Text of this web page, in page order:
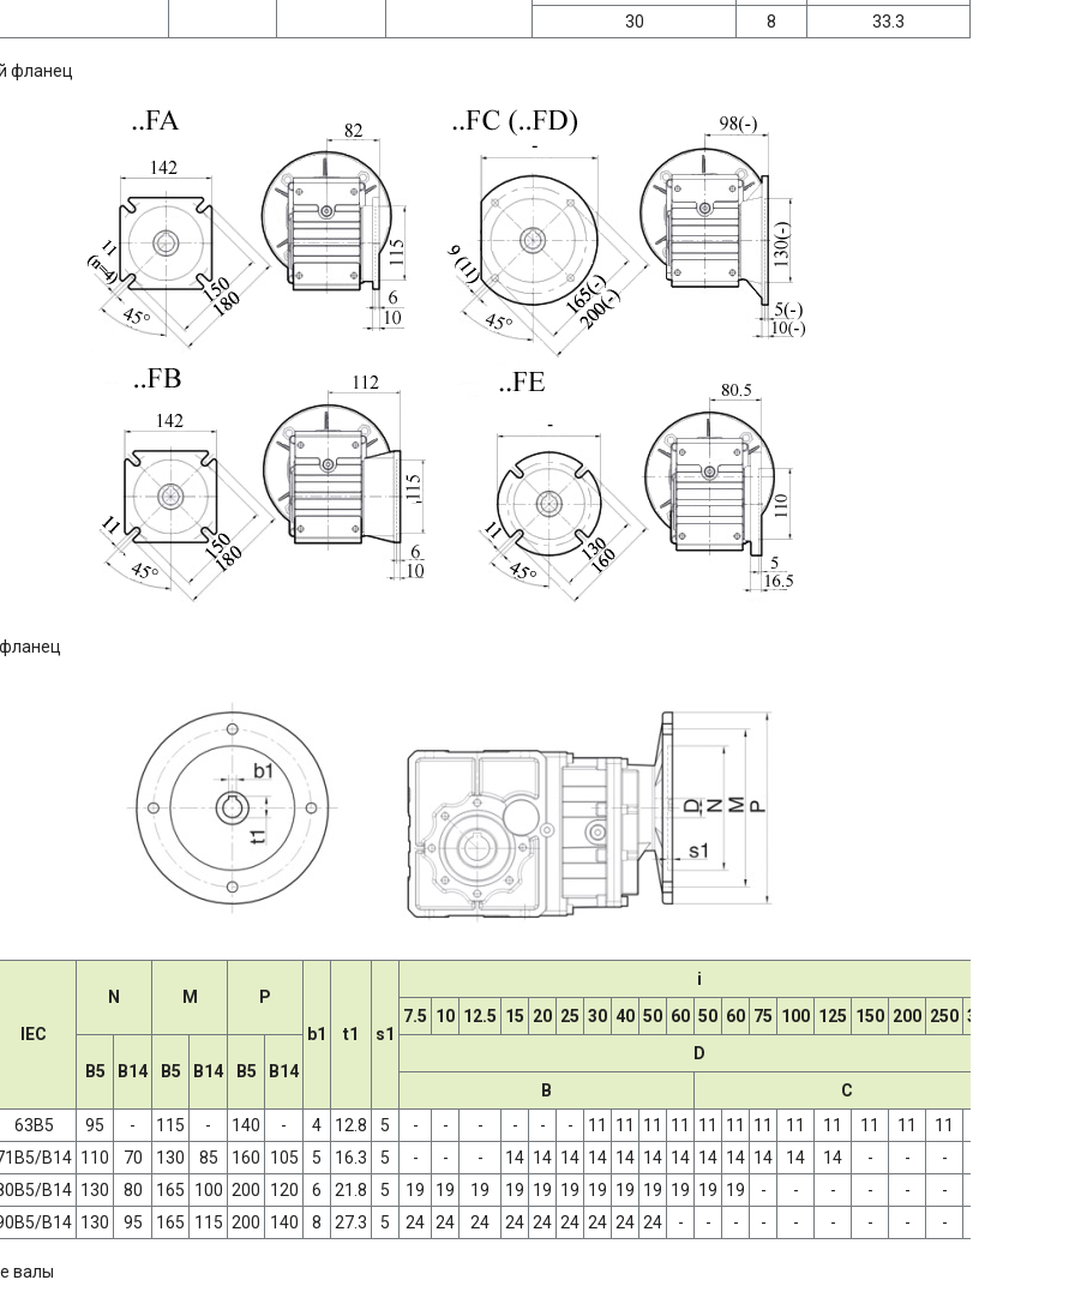
30
8 33.3
фланец
IEC
N M
P
b1
t1 s1
i
7.5 10 12.5 15 20 25 30 40 50 60 50 60 75 100 125 150 200 250 300
B5 B14 B5 B14 B5 B14
D
B
C
63B5 95 - 115 - 140 - 4 12.8 5 - - - - - - 11 11 11 11 11 11 11 11 11 11 11 11
B14 110 70 130 85 160 105 5 16.3 5 - - - 14 14 14 14 14 14 14 14 14 14 14 14 - - -
B14 130 80 165 100 200 120 6 21.8 5 19 19 19 19 19 19 19 19 19 19 19 19 - - - - - -
B14 130 95 165 115 200 140 8 27.3 5 24 24 24 24 24 24 24 24 24 - - - - - - - - -
валы